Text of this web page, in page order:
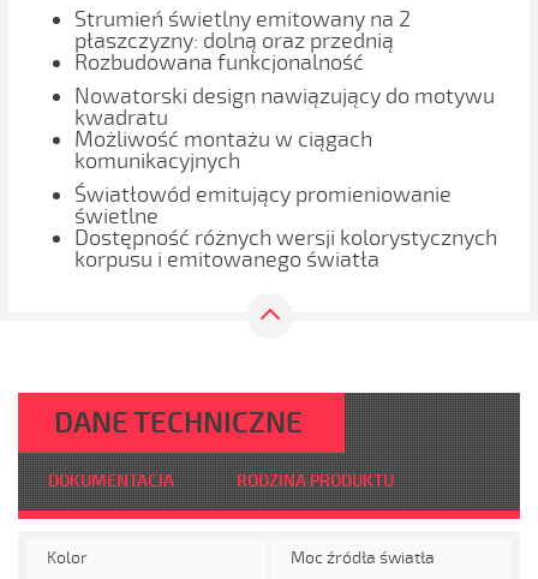
Strumień świetlny emitowany na 2
płaszczyzny: dolną oraz przednią
Rozbudowana funkcjonalność
Nowatorski design nawiązujący do motywu
kwadratu
Możliwość montażu w ciągach
komunikacyjnych
Światłowód emitujący promieniowanie
świetlne
Dostępność różnych wersji kolorystycznych
korpusu i emitowanego światła
DANE TECHNICZNE
DOKUMENTACJA RODZINA PRODUKTU
Kolor Moc źródła światła